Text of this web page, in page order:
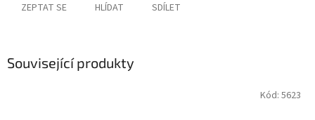
ZEPTAT SE HLÍDAT SDÍLET
Související produkty
Kód: 5623